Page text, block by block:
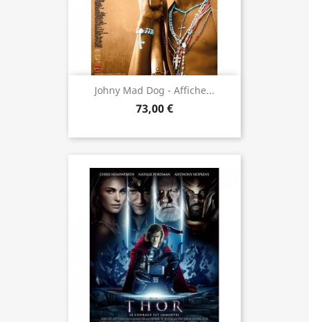
Johny Mad Dog - Affiche...
73,00 €